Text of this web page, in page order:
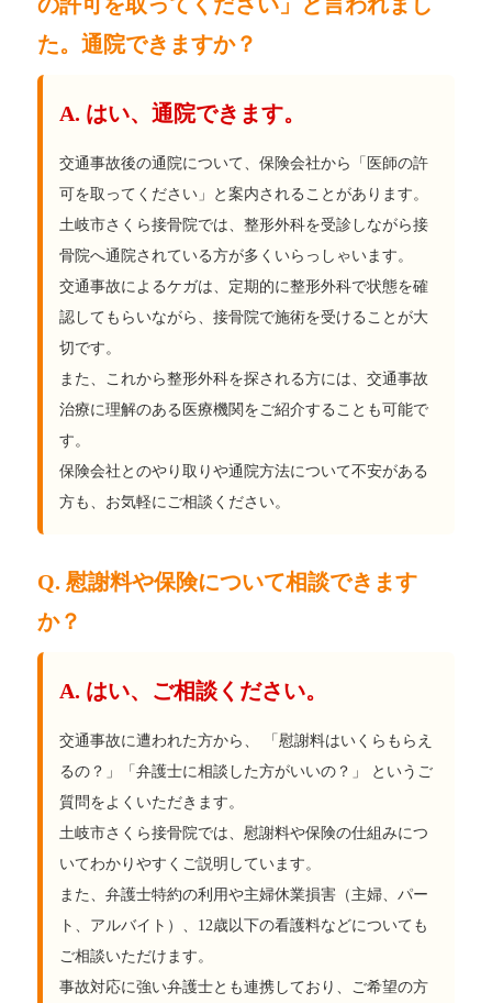
た。通院できますか？
A. はい、通院できます。
交通事故後の通院について、保険会社から「医師の許
可を取ってください」と案内されることがあります。
土岐市さくら接骨院では、整形外科を受診しながら接
骨院へ通院されている方が多くいらっしゃいます。
交通事故によるケガは、定期的に整形外科で状態を確
認してもらいながら、接骨院で施術を受けることが大
切です。
また、これから整形外科を探される方には、交通事故
治療に理解のある医療機関をご紹介することも可能で
す。
保険会社とのやり取りや通院方法について不安がある
方も、お気軽にご相談ください。
Q. 慰謝料や保険について相談できます
か？
A. はい、ご相談ください。
交通事故に遭われた方から、 「慰謝料はいくらもらえ
るの？」「弁護士に相談した方がいいの？」 というご
質問をよくいただきます。
土岐市さくら接骨院では、慰謝料や保険の仕組みにつ
いてわかりやすくご説明しています。
また、弁護士特約の利用や主婦休業損害（主婦、パー
ト、アルバイト）、12歳以下の看護料などについても
ご相談いただけます。
事故対応に強い弁護士とも連携しており、ご希望の方